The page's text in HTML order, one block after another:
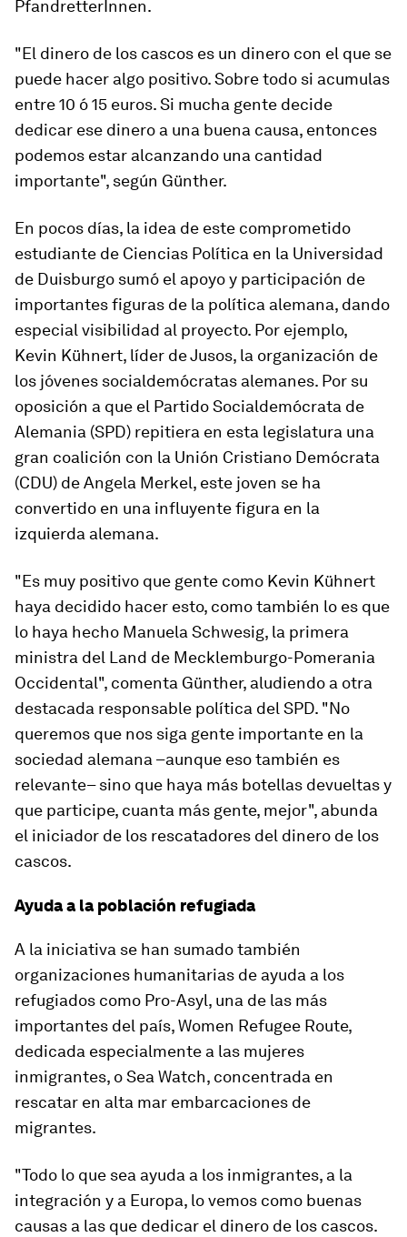
PfandretterInnen.
"El dinero de los cascos es un dinero con el que se
puede hacer algo positivo. Sobre todo si acumulas
entre 10 ó 15 euros. Si mucha gente decide
dedicar ese dinero a una buena causa, entonces
podemos estar alcanzando una cantidad
importante", según Günther.
En pocos días, la idea de este comprometido
estudiante de Ciencias Política en la Universidad
de Duisburgo sumó el apoyo y participación de
importantes figuras de la política alemana, dando
especial visibilidad al proyecto. Por ejemplo,
Kevin Kühnert, líder de Jusos, la organización de
los jóvenes socialdemócratas alemanes. Por su
oposición a que el Partido Socialdemócrata de
Alemania (SPD) repitiera en esta legislatura una
gran coalición con la Unión Cristiano Demócrata
(CDU) de Angela Merkel, este joven se ha
convertido en una influyente figura en la
izquierda alemana.
"Es muy positivo que gente como Kevin Kühnert
haya decidido hacer esto, como también lo es que
lo haya hecho Manuela Schwesig, la primera
ministra del Land de Mecklemburgo-Pomerania
Occidental", comenta Günther, aludiendo a otra
destacada responsable política del SPD. "No
queremos que nos siga gente importante en la
sociedad alemana –aunque eso también es
relevante– sino que haya más botellas devueltas y
que participe, cuanta más gente, mejor", abunda
el iniciador de los rescatadores del dinero de los
cascos.
Ayuda a la población refugiada
A la iniciativa se han sumado también
organizaciones humanitarias de ayuda a los
refugiados como Pro-Asyl, una de las más
importantes del país, Women Refugee Route,
dedicada especialmente a las mujeres
inmigrantes, o Sea Watch, concentrada en
rescatar en alta mar embarcaciones de
migrantes.
"Todo lo que sea ayuda a los inmigrantes, a la
integración y a Europa, lo vemos como buenas
causas a las que dedicar el dinero de los cascos.